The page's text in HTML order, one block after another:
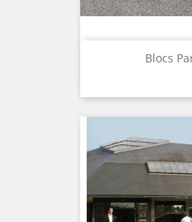
Blocs